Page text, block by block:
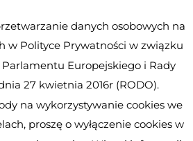
Spirulina.pl
danych osobowych na
w Polityce Prywatności w związku
Europejskiego i Rady
27 kwietnia 2016r (RODO).
na wykorzystywanie cookies we
proszę o wyłączenie cookies w